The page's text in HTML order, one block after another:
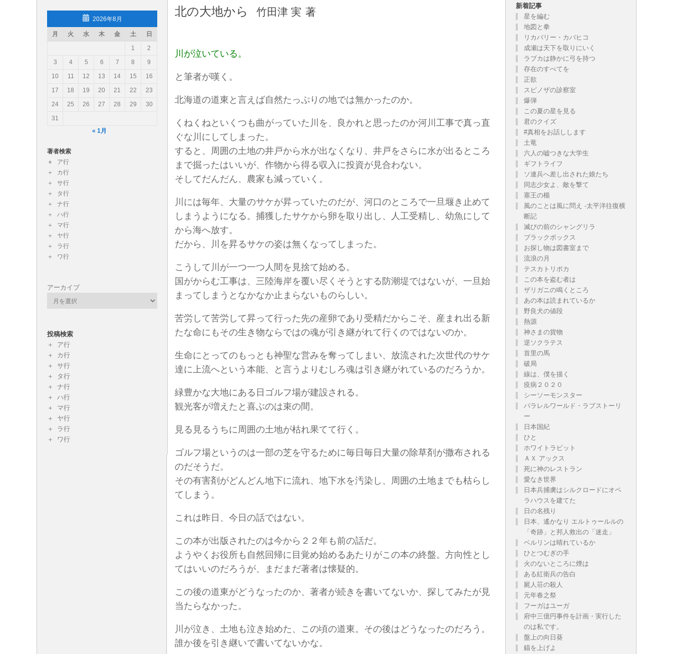
コンテンツへスキップ
読み物あれこれ（読み物エッセイです)
読み物あれこれではスタッフが各々勝手きままな読書感想文を書いております。暴言・無知・恥知らず・ご意見はいろいろお有りでしょうが、お気に召した方だけお読み下さい。
北の大地から 竹田津 実 著
川が泣いている。
と筆者が嘆く。
北海道の道東と言えば自然たっぷりの地では無かったのか。
くねくねといくつも曲がっていた川を、良かれと思ったのか河川工事で真っ直
ぐな川にしてしまった。
すると、周囲の土地の井戸から水が出なくなり、井戸をさらに水が出るところ
まで掘ったはいいが、作物から得る収入に投資が見合わない。
そしてだんだん、農家も減っていく。
川には毎年、大量のサケが昇っていたのだが、河口のところで一旦堰き止めて
しまうようになる。捕獲したサケから卵を取り出し、人工受精し、幼魚にして
から海へ放す。
だから、川を昇るサケの姿は無くなってしまった。
こうして川が一つ一つ人間を見捨て始める。
国がからむ工事は、三陸海岸を覆い尽くそうとする防潮堤ではないが、一旦始
まってしまうとなかなか止まらないものらしい。
苦労して苦労して昇って行った先の産卵であり受精だからこそ、産まれ出る新
たな命にもその生き物ならではの魂が引き継がれて行くのではないのか。
生命にとってのもっとも神聖な営みを奪ってしまい、放流された次世代のサケ
達に上流へという本能、と言うよりむしろ魂は引き継がれているのだろうか。
緑豊かな大地にある日ゴルフ場が建設される。
観光客が増えたと喜ぶのは束の間。
見る見るうちに周囲の土地が枯れ果てて行く。
ゴルフ場というのは一部の芝を守るために毎日毎日大量の除草剤が撒布される
のだそうだ。
その有害剤がどんどん地下に流れ、地下水を汚染し、周囲の土地までも枯らし
てしまう。
これは昨日、今日の話ではない。
この本が出版されたのは今から２２年も前の話だ。
ようやくお役所も自然回帰に目覚め始めるあたりがこの本の終盤。方向性とし
てはいいのだろうが、まだまだ著者は懐疑的。
この後の道東がどうなったのか、著者が続きを書いてないか、探してみたが見
当たらなかった。
川が泣き、土地も泣き始めた、この頃の道東。その後はどうなったのだろう。
誰か後を引き継いで書いてないかな。
2026年8月
月 火 水 木 金 土
日
1
2
3
4 5 6 7 8
9
10
11 12 13 14 15
16
17
18 19 20 21 22
23
24
25 26 27 28 29
30
31
« 1月
著者検索
ア行
カ行
サ行
タ行
ナ行
ハ行
マ行
ヤ行
ラ行
ワ行
アーカイブ
投稿検索
ア行
カ行
サ行
タ行
ナ行
ハ行
マ行
ヤ行
ラ行
ワ行
新着記事
星を編む
地図と拳
リカバリー・カバヒコ
成瀬は天下を取りにいく
ラブカは静かに弓を持つ
存在のすべてを
正欲
スピノザの診察室
爆弾
この夏の星を見る
君のクイズ
#真相をお話しします
土竜
六人の嘘つきな大学生
ギフトライフ
ソ連兵へ差し出された娘たち
同志少女よ、敵を撃て
塞王の楯
風のことは風に問え -太平洋往復横
断記
滅びの前のシャングリラ
ブラックボックス
お探し物は図書室まで
流浪の月
テスカトリポカ
この本を盗む者は
ザリガニの鳴くところ
あの本は読まれているか
野良犬の値段
熱源
神さまの貨物
逆ソクラテス
首里の馬
破局
線は、僕を描く
疫病２０２０
シーソーモンスター
パラレルワールド・ラブストーリ
ー
日本国紀
ひと
ホワイトラビット
ＡＸ アックス
死に神のレストラン
愛なき世界
日本兵捕虜はシルクロードにオペ
ラハウスを建てた
日の名残り
日本、遙かなり エルトゥールルの
「奇跡」と邦人救出の「迷走」
ベルリンは晴れているか
ひとつむぎの手
火のないところに煙は
ある紅衛兵の告白
屍人荘の殺人
元年春之祭
フーガはユーガ
府中三億円事件を計画・実行した
のは私です。
盤上の向日葵
錨を上げよ